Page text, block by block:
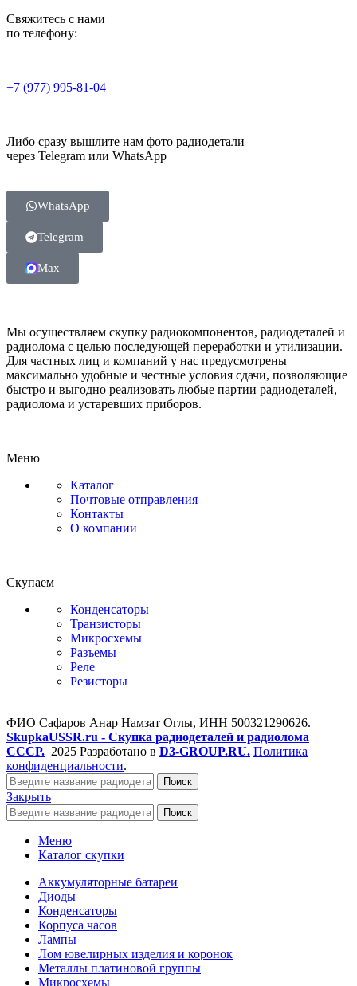
Свяжитесь с нами
по телефону:
+7 (977) 995-81-04
Либо сразу вышлите нам фото радиодетали
через Telegram или WhatsApp
WhatsApp
Telegram
Max
Мы осуществляем скупку радиокомпонентов, радиодеталей и
радиолома с целью последующей переработки и утилизации.
Для частных лиц и компаний у нас предусмотрены
максимально удобные и честные условия сдачи, позволяющие
быстро и выгодно реализовать любые партии радиодеталей,
радиолома и устаревших приборов.
Меню
Каталог
Почтовые отправления
Контакты
О компании
Скупаем
Конденсаторы
Транзисторы
Микросхемы
Разъемы
Реле
Резисторы
ФИО Сафаров Анар Намзат Оглы, ИНН 500321290626.
SkupkaUSSR.ru - Скупка радиодеталей и радиолома
СССР. 2025 Разработано в D3-GROUP.RU. Политика
конфиденциальности.
Поиск
Закрыть
Поиск
Меню
Каталог скупки
Аккумуляторные батареи
Диоды
Конденсаторы
Корпуса часов
Лампы
Лом ювелирных изделия и коронок
Металлы платиновой группы
Микросхемы